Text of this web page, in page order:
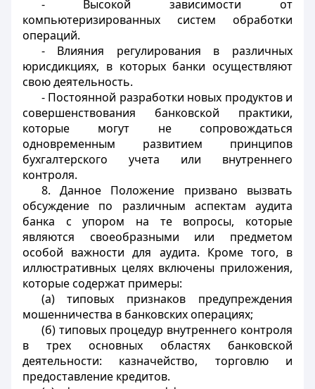
- Высокой зависимости от
компьютеризированных систем обработки
операций.
- Влияния регулирования в различных
юрисдикциях, в которых банки осуществляют
свою деятельность.
- Постоянной разработки новых продуктов и
совершенствования банковской практики,
которые могут не сопровождаться
одновременным развитием принципов
бухгалтерского учета или внутреннего
контроля.
8. Данное Положение призвано вызвать
обсуждение по различным аспектам аудита
банка с упором на те вопросы, которые
являются своеобразными или предметом
особой важности для аудита. Кроме того, в
иллюстративных целях включены приложения,
которые содержат примеры:
(а) типовых признаков предупреждения
мошенничества в банковских операциях;
(б) типовых процедур внутреннего контроля
в трех основных областях банковской
деятельности: казначейство, торговлю и
предоставление кредитов.